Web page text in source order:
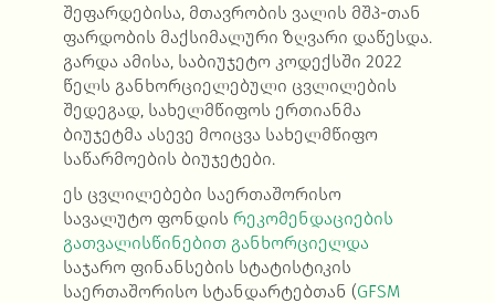
შეფარდებისა, მთავრობის ვალის მშპ-თან
ფარდობის მაქსიმალური ზღვარი დაწესდა.
გარდა ამისა, საბიუჯეტო კოდექსში 2022
წელს განხორციელებული ცვლილების
შედეგად, სახელმწიფოს ერთიანმა
ბიუჯეტმა ასევე მოიცვა სახელმწიფო
საწარმოების ბიუჯეტები.
ეს ცვლილებები საერთაშორისო
სავალუტო ფონდის რეკომენდაციების
გათვალისწინებით განხორციელდა
საჯარო ფინანსების სტატისტიკის
საერთაშორისო სტანდარტებთან (GFSM